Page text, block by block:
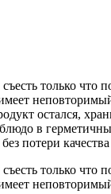
только что
остался,
в
потери
только что